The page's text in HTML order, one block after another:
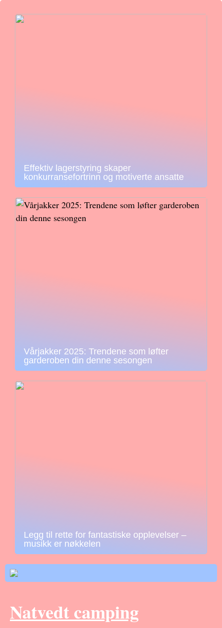
Effektiv lagerstyring skaper
konkurransefortrinn og motiverte ansatte
Vårjakker 2025: Trendene som løfter
garderoben din denne sesongen
Legg til rette for fantastiske opplevelser –
musikk er nøkkelen
Natvedt camping